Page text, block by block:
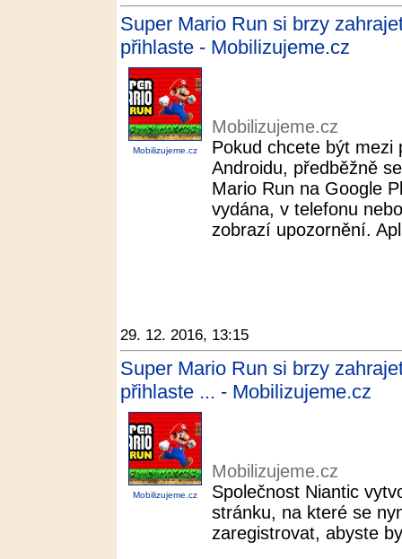
Super Mario Run si brzy
přihlaste - Mobilizujeme.cz
Mobilizujeme.cz
Mobilizujeme.cz
Pokud chcete být
Androidu, předběžně
Mario Run na Google
vydána, v telefonu
zobrazí upozornění.
29. 12. 2016, 13:15
Super Mario Run si brzy
přihlaste ... - Mobilizujeme.cz
Mobilizujeme.cz
Mobilizujeme.cz
Společnost Niantic
stránku, na které se
zaregistrovat, abyste